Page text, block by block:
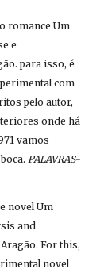
romance Um
e
para isso, é
com
pelo autor,
onde há
vamos
PALAVRAS-
novel Um
and
For this,
novel